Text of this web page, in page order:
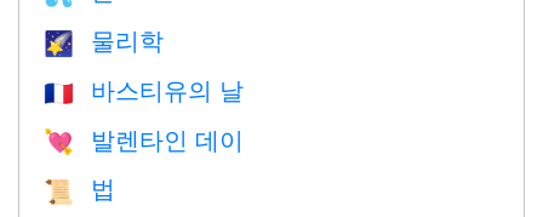
🌠 물리학
🇫🇷 바스티유의 날
💘 발렌타인 데이
📜 법